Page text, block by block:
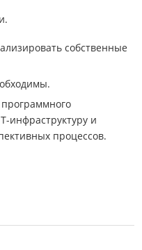
собственные
программного
инфраструктуру и
процессов.